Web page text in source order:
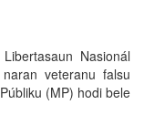
Nasionál
veteranu falsu
(MP) hodi bele